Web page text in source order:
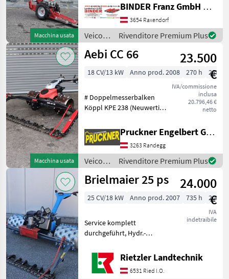
Macchina usata
Weihnachtsbaumschneider
✔️ lagernde
Ausstellungsmaschine ✔️ in
serienmäßiger Ausführung
✔️ E2H Basismaschine ✔️ R
BINDER Franz GmbH & CoKG
3654 Raxendorf
Veicoli
agricoli
a
Rivenditore Premium Plus
Macchina usata
Aebi CC 66
23.500
€
IVA/commissione
inclusa
20.796,46 €
netto
18 CV/13 kW Anno prod. 2008 270 h 238
# Doppelmesserbalken
Köppl KPE 238 (Neuwertig!);
Messergarnitur # 18 PS
Motor mit 270
Betriebsstunden #
Parkbremse und
Radabschaltung # 3-
Pruckner Engelbert GmbH
3263 Randegg
Veicoli
agricoli
a
/ Aebi
Rivenditore Premium Plus
Brielmaier 25 ps
24.000
€
IVA
indetraibile
25 CV/18 kW Anno prod. 2007 735 h 200
Service komplett
durchgeführt, Hydr.-
Zylinder, Scheinwerfer, 2m
Mähbalken Doppelmesser
Stachelwalzen 5-reihig Alu-
Rietzler Landtechnik
6531 Ried I.O.